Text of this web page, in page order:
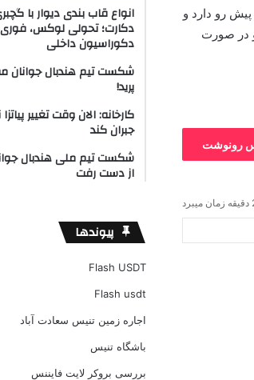
پیش رو دارد و
و در صورت
رونوشت
انواع قاب بندی دیوار با
دکارت؛ تحولی لوکس، فوری
دکوراسیون داخلی
شکست تیم هندبال جوانان
پرید!
کارخانه: الان وقت تغییر
جبران کند
شکست تیم ملی هندبال
از دست رفت
پیوندها
Flash USDT
Flash usdt
اجاره زمین تنیس سعادت آباد
باشگاه تنیس
بررسی بروکر لایت فایننس